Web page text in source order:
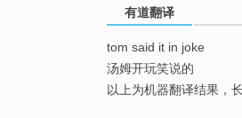
有道翻译
tom said it in joke
汤姆开玩笑说的
以上为机器翻译结果，